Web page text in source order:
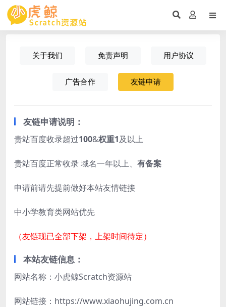
关于我们 免责声明 用户协议
广告合作 友链申请
友链申请说明：
贵站百度收录超过100&权重1及以上
贵站百度正常收录 域名一年以上、 有备案
申请前请先提前做好本站友情链接
中小学教育类网站优先
（友链现已全部下架，上架时间待定）
本站友链信息：
网站名称：小虎鲸Scratch资源站
网站链接：https://www.xiaohujing.com.cn